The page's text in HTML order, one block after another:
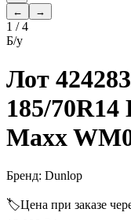
←
→
1 /4
Б/у
Лот
185/
Maxx
Бренд: Dunlop
🏷️Цена при заказе